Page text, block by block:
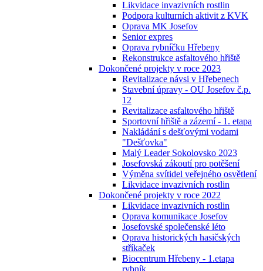
Likvidace invazivních rostlin
Podpora kulturních aktivit z KVK
Oprava MK Josefov
Senior expres
Oprava rybníčku Hřebeny
Rekonstrukce asfaltového hřiště
Dokončené projekty v roce 2023
Revitalizace návsi v Hřebenech
Stavební úpravy - OU Josefov č.p.
12
Revitalizace asfaltového hřiště
Sportovní hřiště a zázemí - 1. etapa
Nakládání s dešťovými vodami
"Dešťovka"
Malý Leader Sokolovsko 2023
Josefovská zákoutí pro potěšení
Výměna svítidel veřejného osvětlení
Likvidace invazivních rostlin
Dokončené projekty v roce 2022
Likvidace invazivních rostlin
Oprava komunikace Josefov
Josefovské společenské léto
Oprava historických hasičských
stříkaček
Biocentrum Hřebeny - 1.etapa
rybník